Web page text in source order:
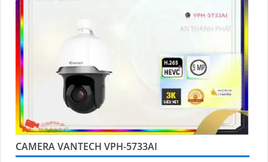
CAMERA VANTECH VPH-5733AI